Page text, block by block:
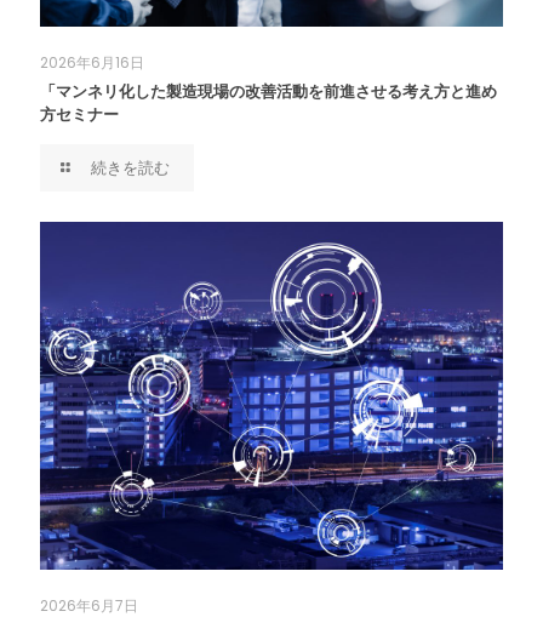
2026年6月16日
「マンネリ化した製造現場の改善活動を前進させる考え方と進め
方セミナー
続きを読む
2026年6月7日